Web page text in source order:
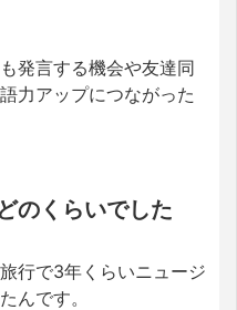
発言する機会や友達同
力アップにつながった
のくらいでした
行で3年くらいニュージ
んです。